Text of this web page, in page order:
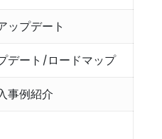
ップデート
デート/ロードマップ
事例紹介